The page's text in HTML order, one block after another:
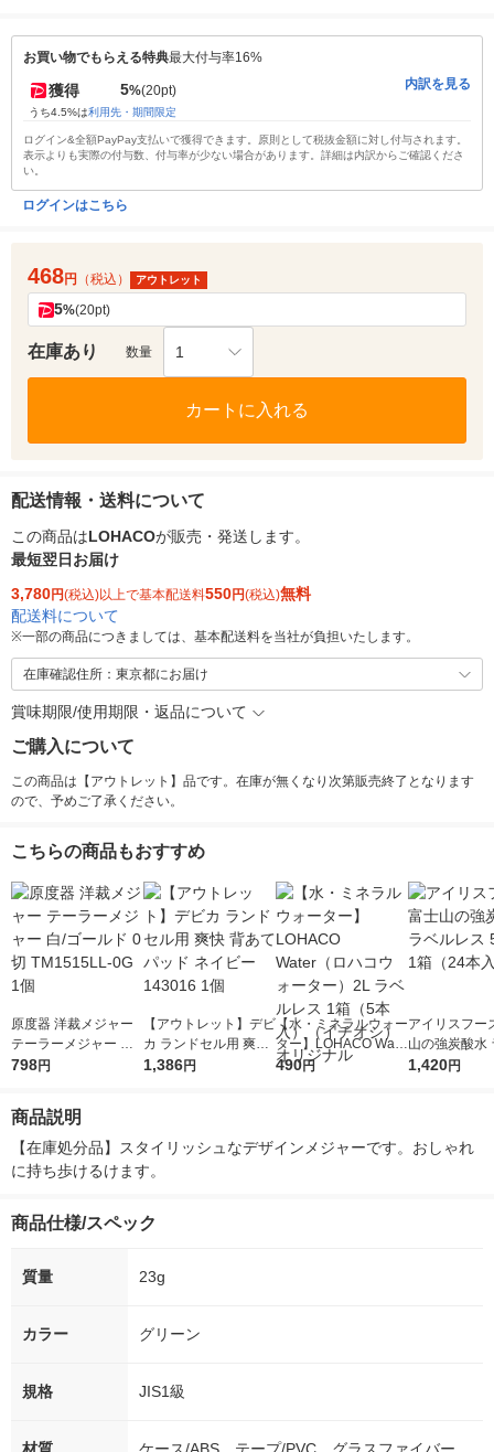
お買い物でもらえる特典最大付与率16%
獲得 5%(20pt)
うち4.5%は利用先・期間限定
内訳を見る
ログイン&全額PayPay支払いで獲得できます。原則として税抜金額に対し付与されます。
表示よりも実際の付与数、付与率が少ない場合があります。詳細は内訳からご確認くださ
い。
ログインはこちら
468円 （税込） アウトレット
5%(20pt)
在庫あり 数量 1
カートに入れる
配送情報・送料について
この商品はLOHACOが販売・発送します。
最短翌日お届け
3,780円(税込)以上で基本配送料550円(税込)無料
配送料について
※一部の商品につきましては、基本配送料を当社が負担いたします。
在庫確認住所：東京都にお届け
賞味期限/使用期限・返品について
ご購入について
この商品は【アウトレット】品です。在庫が無くなり次第販売終了となります
ので、予めご了承ください。
こちらの商品もおすすめ
原度器 洋裁メジャー
テーラーメジャー 白/
ゴールド 0切 TM1515
798円
【アウトレット】デビ
カ ランドセル用 爽快
背あてパッド ネイビ
1,386円
【水・ミネラルウォー
ター】LOHACO Wate
r（ロハコウォータ
490円
アイリスフー
山の強炭酸水
レス 500ml 1
1,420円
商品説明
【在庫処分品】スタイリッシュなデザインメジャーです。おしゃれ
に持ち歩けるけます。
商品仕様/スペック
質量 23g
カラー グリーン
規格 JIS1級